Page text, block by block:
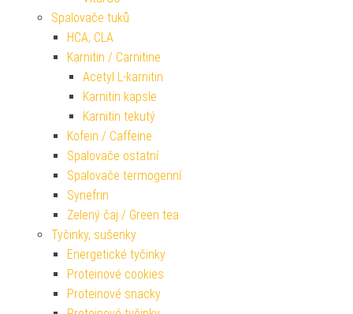
Spalovače tuků
HCA, CLA
Karnitin / Carnitine
Acetyl L-karnitin
Karnitin kapsle
Karnitin tekutý
Kofein / Caffeine
Spalovače ostatní
Spalovače termogenní
Synefrin
Zelený čaj / Green tea
Tyčinky, sušenky
Energetické tyčinky
Proteinové cookies
Proteinové snacky